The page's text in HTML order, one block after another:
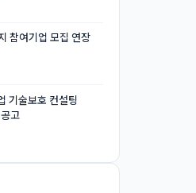
참여기업 모집 연장
기술보호 컨설팅
고